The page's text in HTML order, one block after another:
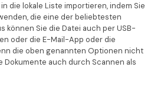
die lokale Liste importieren, indem Sie
die eine der beliebtesten
können Sie die Datei auch per USB-
oder die E-Mail-App oder die
die oben genannten Optionen nicht
Dokumente auch durch Scannen als